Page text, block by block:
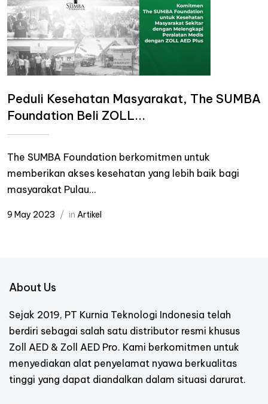
Peduli Kesehatan Masyarakat, The SUMBA
Foundation Beli ZOLL...
The SUMBA Foundation berkomitmen untuk
memberikan akses kesehatan yang lebih baik bagi
masyarakat Pulau...
9 May 2023 in Artikel
About Us
Sejak 2019, PT Kurnia Teknologi Indonesia telah
berdiri sebagai salah satu distributor resmi khusus
Zoll AED & Zoll AED Pro. Kami berkomitmen untuk
menyediakan alat penyelamat nyawa berkualitas
tinggi yang dapat diandalkan dalam situasi darurat.